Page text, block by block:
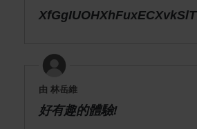
XfGgIUOHXhFuxECXvkSlT
由 林岳維
好有趣的體驗!